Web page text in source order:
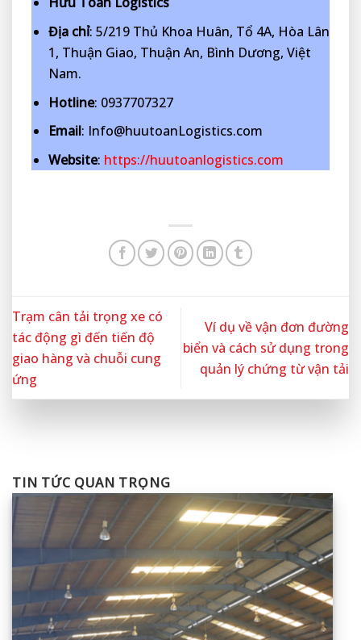
Địa chỉ: 5/219 Thủ Khoa Huân, Tổ 4A, Hòa Lân
1, Thuận Giao, Thuận An, Bình Dương, Việt
Nam.
Hotline: 0937707327
Email: Info@huutoanLogistics.com
Website: https://huutoanlogistics.com
Trạm cân tải trọng xe có
tác động gì đến tiến độ
giao hàng và chuỗi cung
ứng
Ví dụ về vận đơn đường
biển và cách sử dụng trong
quản lý chứng từ vận tải
TIN TỨC QUAN TRỌNG